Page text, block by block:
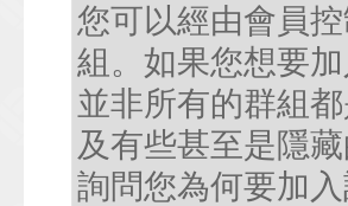
您可以經由會員
組。如果您想要
並非所有的群組
及有些甚至是隱
詢問您為何要加